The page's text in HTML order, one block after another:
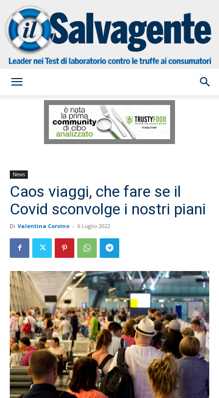
Salvagente
News
Caos viaggi, che fare se il
Covid sconvolge i nostri piani
Di Valentina Corvino - 6 Luglio 2022